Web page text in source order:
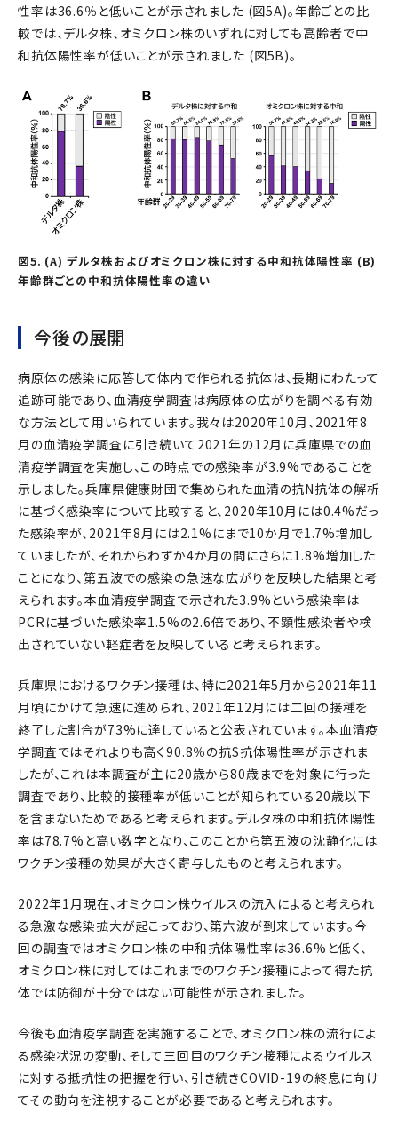
性率は36.6％と低いことが示されました (図5A)。年齢ごとの比
較では、デルタ株、オミクロン株のいずれに対しても高齢者で中
和抗体陽性率が低いことが示されました (図5B)。
図5. (A) デルタ株およびオミクロン株に対する中和抗体陽性率 (B)
年齢群ごとの中和抗体陽性率の違い
今後の展開
病原体の感染に応答して体内で作られる抗体は、長期にわたって
追跡可能であり、血清疫学調査は病原体の広がりを調べる有効
な方法として用いられています。我々は2020年10月、2021年8
月の血清疫学調査に引き続いて2021年の12月に兵庫県での血
清疫学調査を実施し、この時点での感染率が3.9%であることを
示しました。兵庫県健康財団で集められた血清の抗N抗体の解析
に基づく感染率について比較すると、2020年10月には0.4%だっ
た感染率が、2021年8月には2.1%にまで10か月で1.7%増加し
ていましたが、それからわずか4か月の間にさらに1.8%増加した
ことになり、第五波での感染の急速な広がりを反映した結果と考
えられます。本血清疫学調査で示された3.9%という感染率は
PCRに基づいた感染率1.5%の2.6倍であり、不顕性感染者や検
出されていない軽症者を反映していると考えられます。
兵庫県におけるワクチン接種は、特に2021年5月から2021年11
月頃にかけて急速に進められ、2021年12月には二回の接種を
終了した割合が73%に達していると公表されています。本血清疫
学調査ではそれよりも高く90.8％の抗S抗体陽性率が示されま
したが、これは本調査が主に20歳から80歳までを対象に行った
調査であり、比較的接種率が低いことが知られている20歳以下
を含まないためであると考えられます。デルタ株の中和抗体陽性
率は78.7%と高い数字となり、このことから第五波の沈静化には
ワクチン接種の効果が大きく寄与したものと考えられます。
2022年1月現在、オミクロン株ウイルスの流入によると考えられ
る急激な感染拡大が起こっており、第六波が到来しています。今
回の調査ではオミクロン株の中和抗体陽性率は36.6%と低く、
オミクロン株に対してはこれまでのワクチン接種によって得た抗
体では防御が十分ではない可能性が示されました。
今後も血清疫学調査を実施することで、オミクロン株の流行によ
る感染状況の変動、そして三回目のワクチン接種によるウイルス
に対する抵抗性の把握を行い、引き続きCOVID-19の終息に向け
てその動向を注視することが必要であると考えられます。